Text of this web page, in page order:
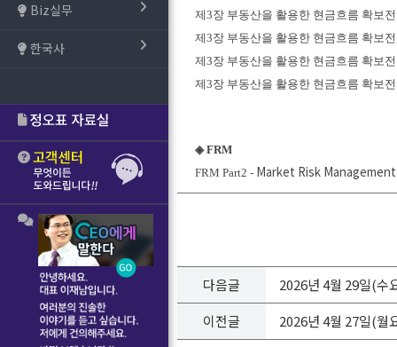
Biz실무
한국사
제3장 부동산을 활용한 현금흐름 확보
제3장 부동산을 활용한 현금흐름 확보
제3장 부동산을 활용한 현금흐름 확보
제3장 부동산을 활용한 현금흐름 확보
◈ FRM
FRM Part2 - Market Risk
다음글
2026년 4월 29일(수
이전글
2026년 4월 27일(월